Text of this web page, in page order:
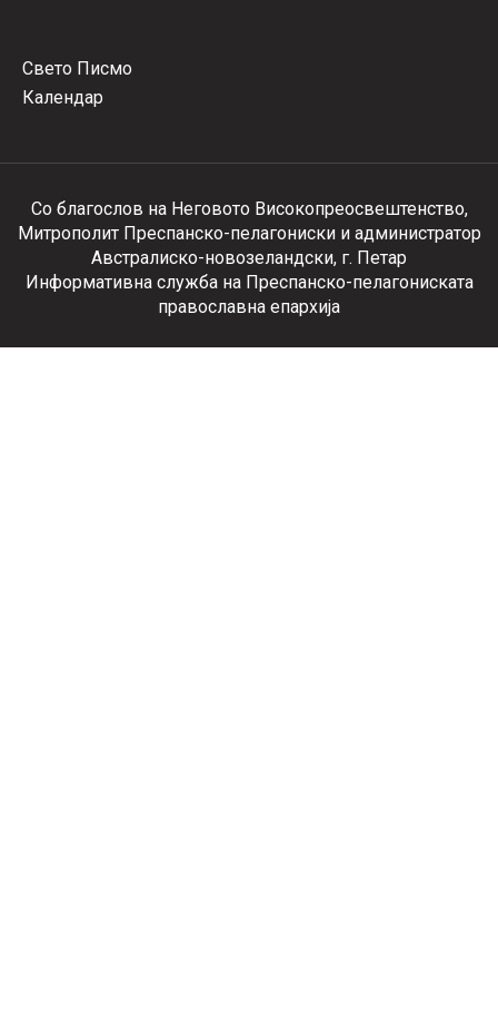
Свето Писмо
Календар
Со благослов на Неговото Високопреосвештенство,
Митрополит Преспанско-пелагониски и администратор
Австралиско-новозеландски, г. Петар
Информативна служба на Преспанско-пелагониската
православна епархија